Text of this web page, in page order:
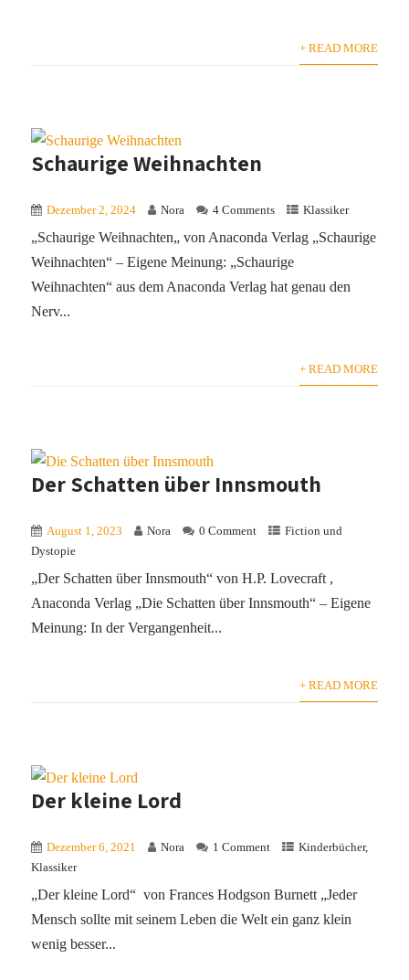
+ READ MORE
Schaurige Weihnachten
Dezember 2, 2024 Nora 4 Comments Klassiker
„Schaurige Weihnachten„ von Anaconda Verlag „Schaurige
Weihnachten“ – Eigene Meinung: „Schaurige
Weihnachten“ aus dem Anaconda Verlag hat genau den
Nerv...
+ READ MORE
Der Schatten über Innsmouth
August 1, 2023 Nora 0 Comment
Fiction und
Dystopie
„Der Schatten über Innsmouth“ von H.P. Lovecraft ,
Anaconda Verlag „Die Schatten über Innsmouth“ – Eigene
Meinung: In der Vergangenheit...
+ READ MORE
Der kleine Lord
Dezember 6, 2021 Nora 1 Comment Kinderbücher,
Klassiker
„Der kleine Lord“ von Frances Hodgson Burnett „Jeder
Mensch sollte mit seinem Leben die Welt ein ganz klein
wenig besser...